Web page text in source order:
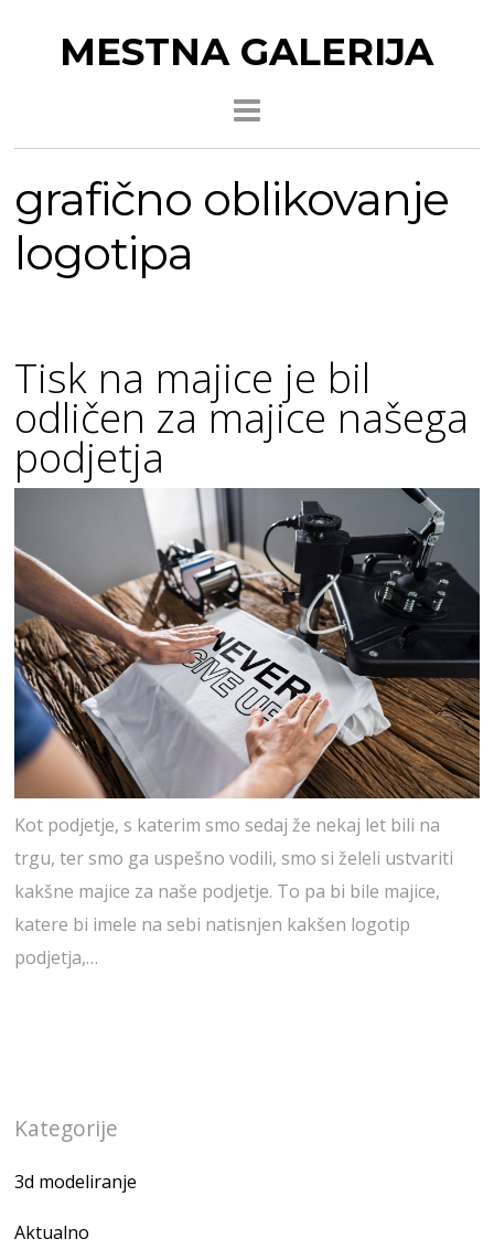
MESTNA GALERIJA
grafično oblikovanje
logotipa
Tisk na majice je bil
odličen za majice našega
podjetja
Kot podjetje, s katerim smo sedaj že nekaj let bili na
trgu, ter smo ga uspešno vodili, smo si želeli ustvariti
kakšne majice za naše podjetje. To pa bi bile majice,
katere bi imele na sebi natisnjen kakšen logotip
podjetja,…
Kategorije
3d modeliranje
Aktualno